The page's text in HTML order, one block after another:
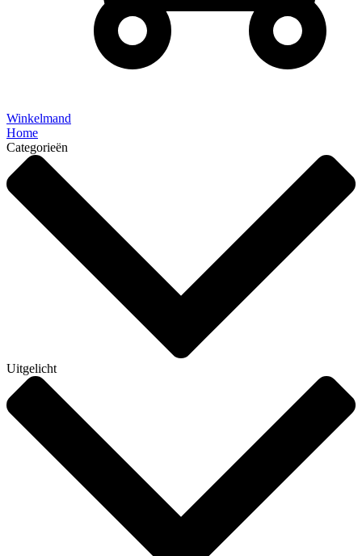
Winkelmand
Home
Categorieën
Uitgelicht